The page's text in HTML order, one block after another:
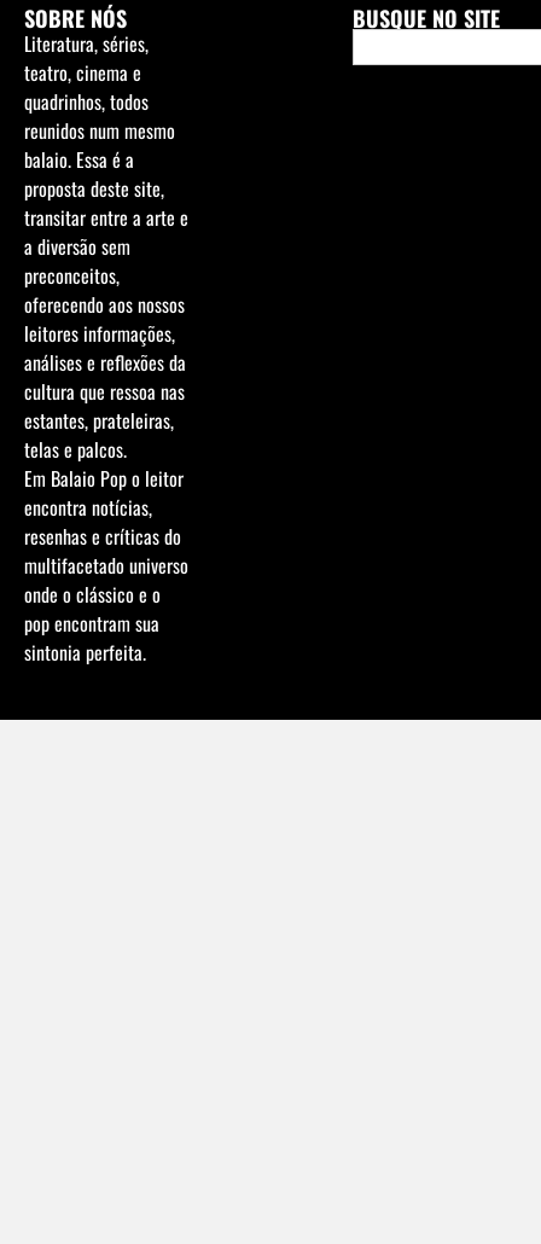
SOBRE NÓS
Literatura, séries,
teatro, cinema e
quadrinhos, todos
reunidos num mesmo
balaio. Essa é a
proposta deste site,
transitar entre a arte e
a diversão sem
preconceitos,
oferecendo aos nossos
leitores informações,
análises e reflexões da
cultura que ressoa nas
estantes, prateleiras,
telas e palcos.
Em Balaio Pop o leitor
encontra notícias,
resenhas e críticas do
multifacetado universo
onde o clássico e o
pop encontram sua
sintonia perfeita.
BUSQUE NO SITE